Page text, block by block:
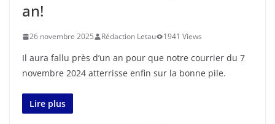
an!
26 novembre 2025 Rédaction Letau 1941 Views
Il aura fallu près d’un an pour que notre courrier du 7
novembre 2024 atterrisse enfin sur la bonne pile.
Lire plus